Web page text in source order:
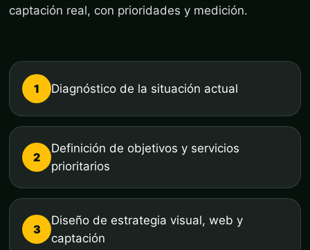
captación real, con prioridades y medición.
1 Diagnóstico de la situación actual
2
Definición de objetivos y servicios
prioritarios
3
Diseño de estrategia visual, web y
captación